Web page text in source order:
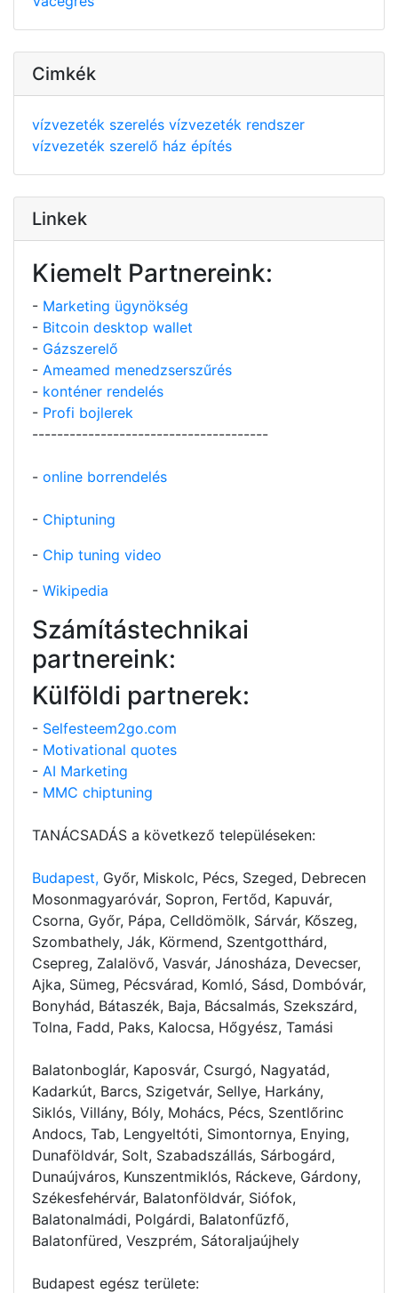
Cimkék
vízvezeték szerelés vízvezeték rendszer
vízvezeték szerelő ház építés
Linkek
Kiemelt Partnereink:
- Marketing ügynökség
- Bitcoin desktop wallet
- Gázszerelő
- Ameamed menedzserszűrés
- konténer rendelés
- Profi bojlerek
--------------------------------------
- online borrendelés
- Chiptuning
- Chip tuning video
- Wikipedia
Számítástechnikai
partnereink:
Külföldi partnerek:
- Selfesteem2go.com
- Motivational quotes
- AI Marketing
- MMC chiptuning
TANÁCSADÁS a következő településeken:
Budapest, Győr, Miskolc, Pécs, Szeged, Debrecen
Mosonmagyaróvár, Sopron, Fertőd, Kapuvár,
Csorna, Győr, Pápa, Celldömölk, Sárvár, Kőszeg,
Szombathely, Ják, Körmend, Szentgotthárd,
Csepreg, Zalalövő, Vasvár, Jánosháza, Devecser,
Ajka, Sümeg, Pécsvárad, Komló, Sásd, Dombóvár,
Bonyhád, Bátaszék, Baja, Bácsalmás, Szekszárd,
Tolna, Fadd, Paks, Kalocsa, Hőgyész, Tamási
Balatonboglár, Kaposvár, Csurgó, Nagyatád,
Kadarkút, Barcs, Szigetvár, Sellye, Harkány,
Siklós, Villány, Bóly, Mohács, Pécs, Szentlőrinc
Andocs, Tab, Lengyeltóti, Simontornya, Enying,
Dunaföldvár, Solt, Szabadszállás, Sárbogárd,
Dunaújváros, Kunszentmiklós, Ráckeve, Gárdony,
Székesfehérvár, Balatonföldvár, Siófok,
Balatonalmádi, Polgárdi, Balatonfűzfő,
Balatonfüred, Veszprém, Sátoraljaújhely
Budapest egész területe: